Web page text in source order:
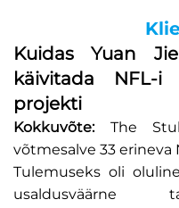
Kuidas Yuan
käivitada NFL-i
projekti
Kokkuvõte: The
võtmesalve 33 erineva
Tulemuseks oli
usaldusväärne